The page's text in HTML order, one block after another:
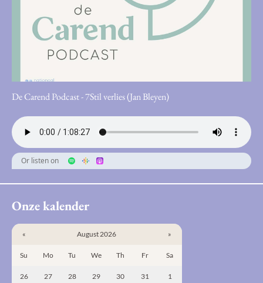
De Carend Podcast - 7Stil verlies (Jan Bleyen)
Or listen on
Onze kalender
« August 2026 »
Su Mo Tu We Th Fr Sa
26 27 28 29 30 31 1